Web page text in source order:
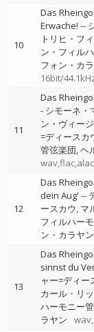
10
Das
Erwache! --
トリヒ・フ
ン・フィル
フォン・カ
16bit/
11
Das
- シモーネ・
ン・ヴィー
=ディースカ
管弦楽団 ヘ
12
Das
dein Aug' --
ースカウ マ
フィルハー
ン・カラヤン
13
Das
sinnst du
ャー=ディー
カール・リ
ハーモニー
ラヤン